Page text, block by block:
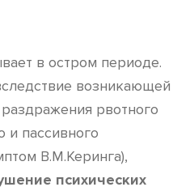
в остром периоде.
возникающей
рвотного
и пассивного
В.М.Керинга),
психических